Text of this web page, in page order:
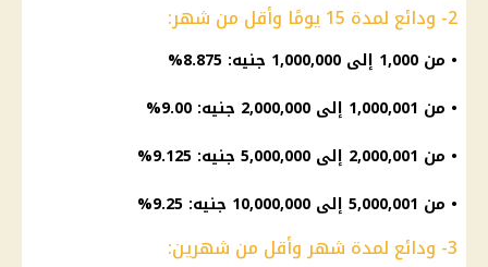
2- ودائع لمدة 15 يومًا وأقل من شهر:
• من 1,000 إلى 1,000,000 جنيه: 8.875%
• من 1,000,001 إلى 2,000,000 جنيه: 9.00%
• من 2,000,001 إلى 5,000,000 جنيه: 9.125%
• من 5,000,001 إلى 10,000,000 جنيه: 9.25%
3- ودائع لمدة شهر وأقل من شهرين: